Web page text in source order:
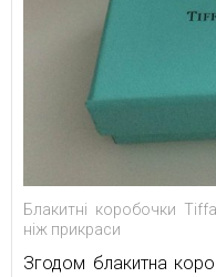
Блакитні коробочки
ніж прикраси
Згодом блакитна